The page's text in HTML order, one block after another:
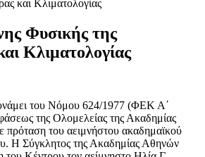
και Κλιματολογίας
Φυσικής της
Κλιματολογίας
του Νόμου 624/1977 (ΦΕΚ Α΄
της Ολομελείας της Ακαδημίας
του αειμνήστου ακαδημαϊκού
Η Σύγκλητος της Ακαδημίας Αθηνών